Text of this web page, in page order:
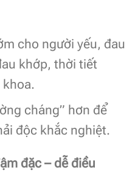
cho người yếu, đau
khớp, thời tiết
khoa.
cháng” hơn để
độc khắc nghiệt.
đặc – dễ điều